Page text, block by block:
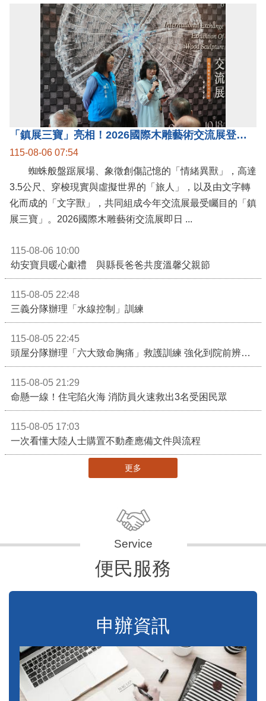
「鎮展三寶」亮相！2026國際木雕藝術交流展登場 國際木雕競賽得獎入圍名單同步揭曉
115-08-06 07:54
蜘蛛般盤踞展場、象徵創傷記憶的「情緒異獸」，高達
3.5公尺、穿梭現實與虛擬世界的「旅人」，以及由文字轉
化而成的「文字獸」，共同組成今年交流展最受矚目的「鎮
展三寶」。2026國際木雕藝術交流展即日 ...
115-08-06 10:00
幼安寶貝暖心獻禮 與縣長爸爸共度溫馨父親節
115-08-05 22:48
三義分隊辦理「水線控制」訓練
115-08-05 22:45
頭屋分隊辦理「六大致命胸痛」救護訓練 強化到院前辨識能力 提升緊急救護品質
115-08-05 21:29
命懸一線！住宅陷火海 消防員火速救出3名受困民眾
115-08-05 17:03
一次看懂大陸人士購置不動產應備文件與流程
更多
便民服務
申辦資訊